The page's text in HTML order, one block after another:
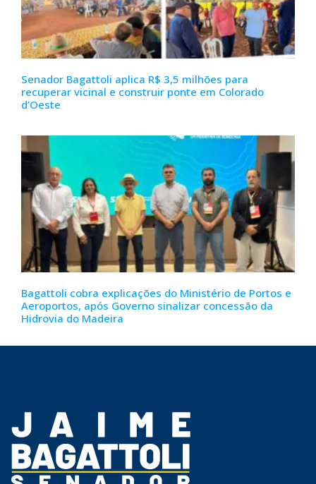
Senador Bagattoli aplica R$ 3,5 milhões para
recuperar vicinal e construir ponte em Colorado
d’Oeste
Bagattoli cobra explicações do Ministério de Portos e
Aeroportos, após Governo sinalizar concessão da
Hidrovia do Madeira